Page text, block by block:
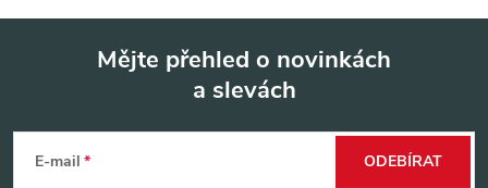
Mějte přehled o novinkách
a slevách
E-mail ODEBÍRAT